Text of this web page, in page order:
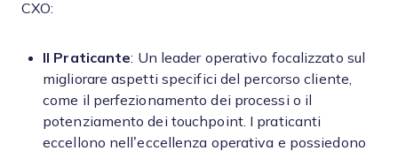
CXO:
Il Praticante: Un leader operativo focalizzato sul
migliorare aspetti specifici del percorso cliente,
come il perfezionamento dei processi o il
potenziamento dei touchpoint. I praticanti
eccellono nell’eccellenza operativa e possiedono